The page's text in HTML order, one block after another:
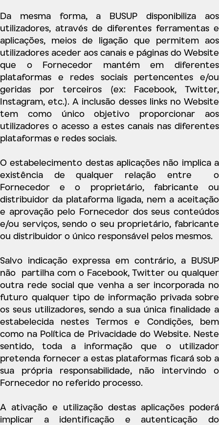
Da mesma forma, a BUSUP disponibiliza aos
utilizadores, através de diferentes ferramentas e
aplicações, meios de ligação que permitem aos
utilizadores aceder aos canais e páginas do Website
que o Fornecedor mantém em diferentes
plataformas e redes sociais pertencentes e/ou
geridas por terceiros (ex: Facebook, Twitter,
Instagram, etc.). A inclusão desses links no Website
tem como único objetivo proporcionar aos
utilizadores o acesso a estes canais nas diferentes
plataformas e redes sociais.
O estabelecimento destas aplicações não implica a
existência de qualquer relação entre o
Fornecedor e o proprietário, fabricante ou
distribuidor da plataforma ligada, nem a aceitação
e aprovação pelo Fornecedor dos seus conteúdos
e/ou serviços, sendo o seu proprietário, fabricante
ou distribuidor o único responsável pelos mesmos.
Salvo indicação expressa em contrário, a BUSUP
não partilha com o Facebook, Twitter ou qualquer
outra rede social que venha a ser incorporada no
futuro qualquer tipo de informação privada sobre
os seus utilizadores, sendo a sua única finalidade a
estabelecida nestes Termos e Condições, bem
como na Política de Privacidade do Website. Neste
sentido, toda a informação que o utilizador
pretenda fornecer a estas plataformas ficará sob a
sua própria responsabilidade, não intervindo o
Fornecedor no referido processo.
A ativação e utilização destas aplicações poderá
implicar a identificação e autenticação do